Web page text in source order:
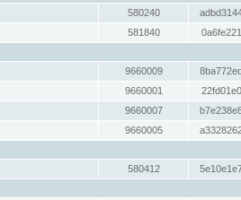
580240
581840
9660009
9660001
9660007
9660005
580412